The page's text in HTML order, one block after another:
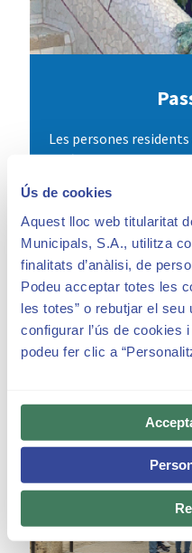
Ús de cookies
Aquest lloc web titularitat
Municipals, S.A., utilitza
finalitats d’anàlisi, de
Podeu acceptar totes les
les totes” o rebutjar el seu
configurar l’ús de cookies
podeu fer clic a
Les persones
diàriament i de